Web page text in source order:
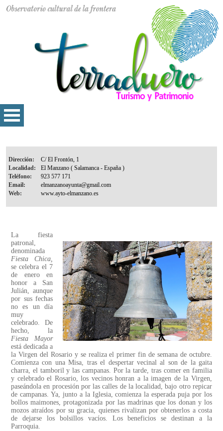
Dirección:
Localidad:
Teléfono:
Email:
Web:
La fiesta
patronal,
denominada
Fiesta Chica,
se celebra el 7
de enero en
honor a San
Julián, aunque
por sus fechas
no es un día
muy
celebrado. De
hecho, la
Fiesta Mayor
está dedicada a
la Virgen del Rosario y se realiza el primer fin de semana de octubre.
Comienza con una Misa, tras el despertar vecinal al son de la gaita
charra, el tamboril y las campanas. Por la tarde, tras comer en familia
y celebrado el Rosario, los vecinos honran a la imagen de la Virgen,
paseándola en procesión por las calles de la localidad, bajo otro repicar
de campanas. Ya, junto a la Iglesia, comienza la esperada puja por los
bollos maimones, protagonizada por las madrinas que los donan y los
mozos atraídos por su gracia, quienes rivalizan por obtenerlos a costa
de dejarse los bolsillos vacíos. Los beneficios se destinan a la
Parroquia.